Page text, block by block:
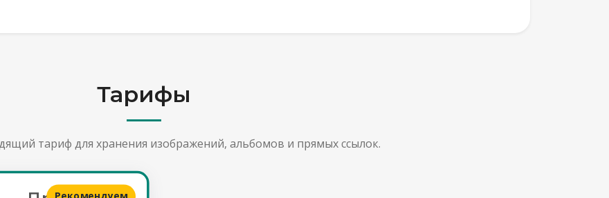
Тарифы
тариф для хранения изображений, альбомов и прямых ссылок.